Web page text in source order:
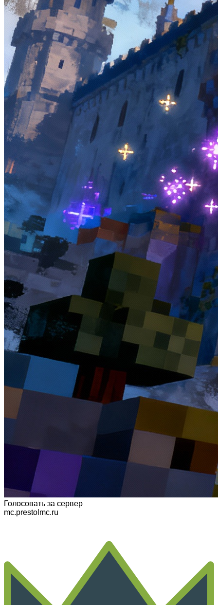
Голосовать за сервер
mc.prestolmc.ru